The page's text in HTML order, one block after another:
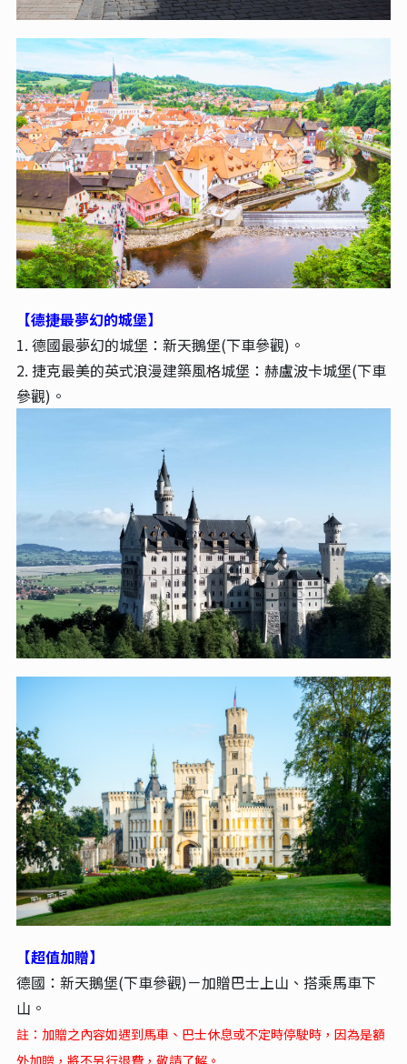
【德捷最夢幻的城堡】
1. 德國最夢幻的城堡：新天鵝堡(下車參觀)。
2. 捷克最美的英式浪漫建築風格城堡：赫盧波卡城堡(下車
參觀)。
【超值加贈】
德國：新天鵝堡(下車參觀)－加贈巴士上山、搭乘馬車下
山。
註：加贈之內容如遇到馬車、巴士休息或不定時停駛時， 因為是額